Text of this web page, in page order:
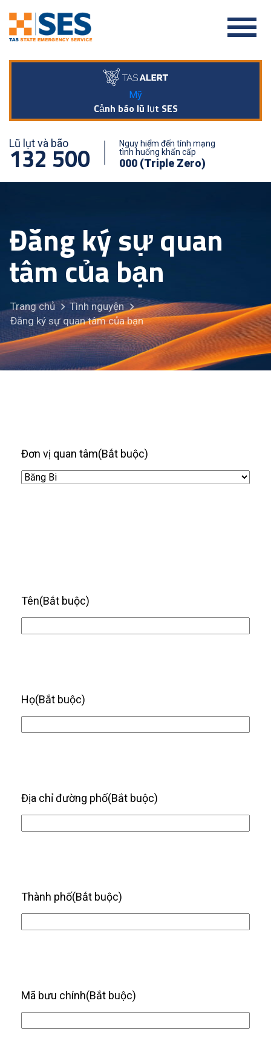
Mỹ
Cảnh báo lũ lụt SES
Lũ lụt và bão
132 500
Nguy hiểm đến tính mạng
tình huống khẩn cấp
000 (Triple Zero)
Đăng ký sự quan
tâm của bạn
Trang chủ
Tình nguyện
Đăng ký sự quan tâm của bạn
Đơn vị quan tâm(Bắt buộc)
Tên(Bắt buộc)
Họ(Bắt buộc)
Địa chỉ đường phố(Bắt buộc)
Thành phố(Bắt buộc)
Mã bưu chính(Bắt buộc)